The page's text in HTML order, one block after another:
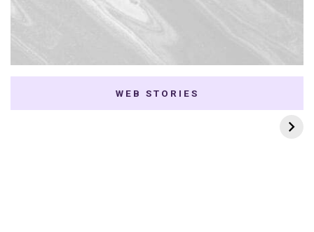
WEB STORIES
7 K-dramas Enemies
to Lovers
Thai Dramas com
First e Khaotung